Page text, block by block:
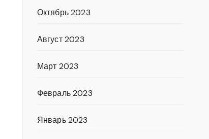
Октябрь 2023
Август 2023
Март 2023
Февраль 2023
Январь 2023